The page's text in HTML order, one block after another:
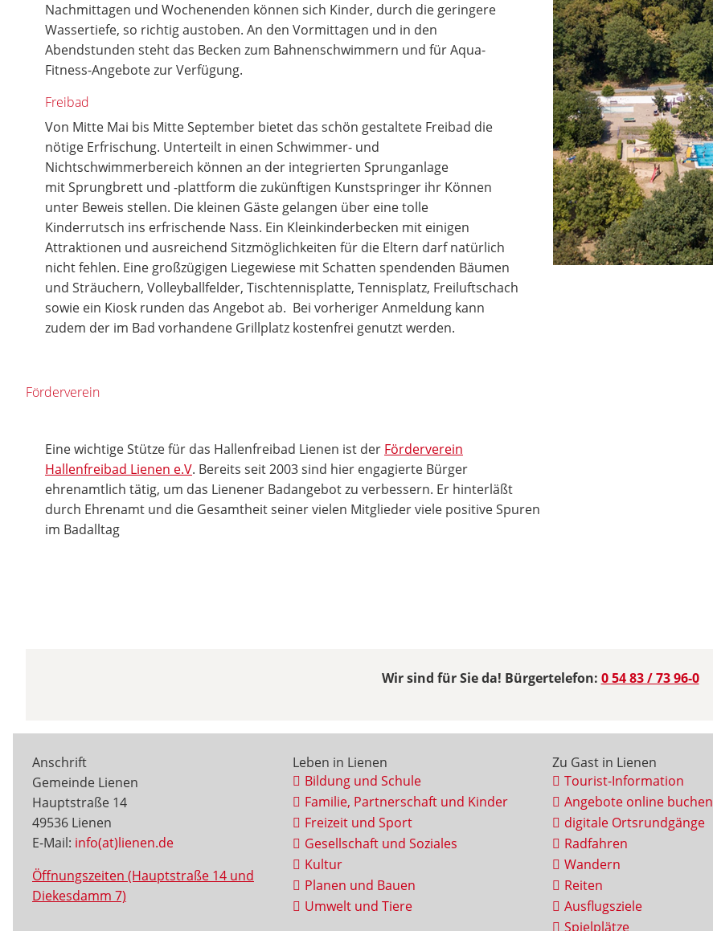
Nachmittagen und Wochenenden können sich Kinder, durch die geringere
Wassertiefe, so richtig austoben. An den Vormittagen und in den
Abendstunden steht das Becken zum Bahnenschwimmern und für Aqua-
Fitness-Angebote zur Verfügung.
Freibad
Von Mitte Mai bis Mitte September bietet das schön gestaltete Freibad die
nötige Erfrischung. Unterteilt in einen Schwimmer- und
Nichtschwimmerbereich können an der integrierten Sprunganlage
mit Sprungbrett und -plattform die zukünftigen Kunstspringer ihr Können
unter Beweis stellen. Die kleinen Gäste gelangen über eine tolle
Kinderrutsch ins erfrischende Nass. Ein Kleinkinderbecken mit einigen
Attraktionen und ausreichend Sitzmöglichkeiten für die Eltern darf natürlich
nicht fehlen. Eine großzügigen Liegewiese mit Schatten spendenden Bäumen
und Sträuchern, Volleyballfelder, Tischtennisplatte, Tennisplatz, Freiluftschach
sowie ein Kiosk runden das Angebot ab. Bei vorheriger Anmeldung kann
zudem der im Bad vorhandene Grillplatz kostenfrei genutzt werden.
Förderverein
Eine wichtige Stütze für das Hallenfreibad Lienen ist der Förderverein
Hallenfreibad Lienen e.V. Bereits seit 2003 sind hier engagierte Bürger
ehrenamtlich tätig, um das Lienener Badangebot zu verbessern. Er hinterläßt
durch Ehrenamt und die Gesamtheit seiner vielen Mitglieder viele positive Spuren
im Badalltag
Wir sind für Sie da! Bürgertelefon: 0 54 83 / 73 96-0
Anschrift
Gemeinde Lienen
Hauptstraße 14
49536 Lienen
E-Mail: info(at)lienen.de
Öffnungszeiten (Hauptstraße 14 und
Diekesdamm 7)
Leben in Lienen
Bildung und Schule
Familie, Partnerschaft und Kinder
Freizeit und Sport
Gesellschaft und Soziales
Kultur
Planen und Bauen
Umwelt und Tiere
Zu Gast in Lienen
Tourist-Information
Angebote online buchen
digitale Ortsrundgänge
Radfahren
Wandern
Reiten
Ausflugsziele
Spielplätze